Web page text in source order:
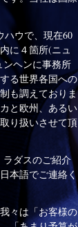
ハウで、現在60
に４箇所(ニュ
ヘンに事務所
る世界各国への
も調えておりま
と欧州、あるい
り扱いさせて頂
ラダスのご紹介
本語でご連絡く
々は「お客様の